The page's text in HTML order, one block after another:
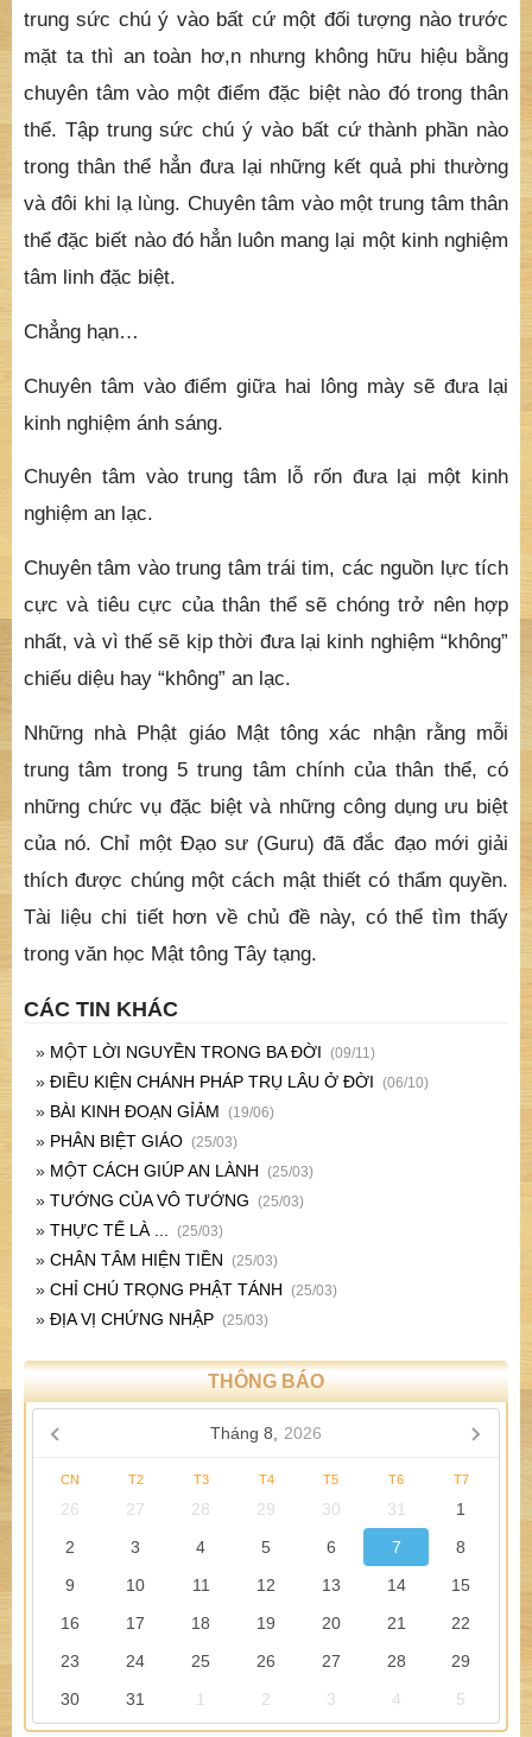
trung sức chú ý vào bất cứ một đối tượng nào trước
mặt ta thì an toàn hơ,n nhưng không hữu hiệu bằng
chuyên tâm vào một điểm đặc biệt nào đó trong thân
thể. Tập trung sức chú ý vào bất cứ thành phần nào
trong thân thể hẳn đưa lại những kết quả phi thường
và đôi khi lạ lùng. Chuyên tâm vào một trung tâm thân
thể đặc biết nào đó hẳn luôn mang lại một kinh nghiệm
tâm linh đặc biệt.
Chẳng hạn…
Chuyên tâm vào điểm giữa hai lông mày sẽ đưa lại
kinh nghiệm ánh sáng.
Chuyên tâm vào trung tâm lỗ rốn đưa lại một kinh
nghiệm an lạc.
Chuyên tâm vào trung tâm trái tim, các nguồn lực tích
cực và tiêu cực của thân thể sẽ chóng trở nên hợp
nhất, và vì thế sẽ kịp thời đưa lại kinh nghiệm “không”
chiếu diệu hay “không” an lạc.
Những nhà Phật giáo Mật tông xác nhận rằng mỗi
trung tâm trong 5 trung tâm chính của thân thể, có
những chức vụ đặc biệt và những công dụng ưu biệt
của nó. Chỉ một Đạo sư (Guru) đã đắc đạo mới giải
thích được chúng một cách mật thiết có thẩm quyền.
Tài liệu chi tiết hơn về chủ đề này, có thể tìm thấy
trong văn học Mật tông Tây tạng.
CÁC TIN KHÁC
» MỘT LỜI NGUYỀN TRONG BA ĐỜI (09/11)
» ĐIỀU KIỆN CHÁNH PHÁP TRỤ LÂU Ở ĐỜI (06/10)
» BÀI KINH ĐOẠN GỈẢM (19/06)
» PHÂN BIỆT GIÁO (25/03)
» MỘT CÁCH GIÚP AN LÀNH (25/03)
» TƯỚNG CỦA VÔ TƯỚNG (25/03)
» THỰC TẾ LÀ ... (25/03)
» CHÂN TÂM HIỆN TIỀN (25/03)
» CHỈ CHÚ TRỌNG PHẬT TÁNH (25/03)
» ĐỊA VỊ CHỨNG NHẬP (25/03)
THÔNG BÁO
Tháng 8, 2026
CN T2 T3 T4 T5 T6 T7
26 27 28 29 30 31
1
2
3 4 5 6 7
8
9
10 11 12 13 14
15
16
17 18 19 20 21
22
23
24 25 26 27 28
29
30
31 1 2 3 4 5